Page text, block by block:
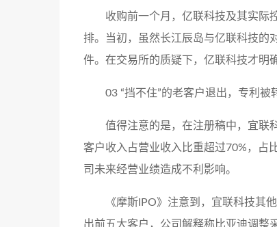
收购前一个月，亿联科技及其实际
排。当初，虽然长江辰岛与亿联科技的
件。在交易所的质疑下，亿联科技才明
03 “挡不住”的老客户退出，专利被
值得注意的是，在注册稿中，宜联
客户收入占营业收入比重超过70%，占
司未来经营业绩造成不利影响。
《摩斯IPO》注意到，宜联科技其
出前五大客户，公司解释称比亚迪调整